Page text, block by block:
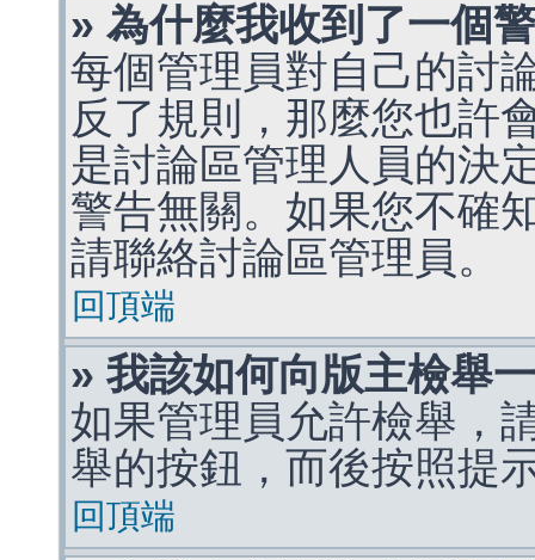
» 為什麼我收到了一個
每個管理員對自己的討
反了規則，那麼您也許
是討論區管理人員的決
警告無關。如果您不確
請聯絡討論區管理員。
回頂端
» 我該如何向版主檢舉
如果管理員允許檢舉，
舉的按鈕，而後按照提
回頂端